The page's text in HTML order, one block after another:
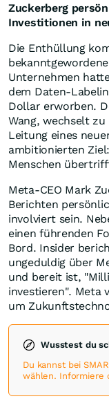
Zuckerberg
Investitionen in
Die Enthüllung
Unternehmen
dem Daten-
Dollar erworben.
Wang, wechselt
Leitung eines
ambitionierten
Menschen
Meta-CEO Mark
Berichten
involviert sein.
einen führenden
Bord. Insider
ungeduldig über
und bereit ist,
investieren". Meta
um
Wusstest du
Du kannst bei
wählen. Informiere